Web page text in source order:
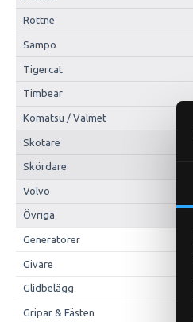
Rottne
Sampo
Tigercat
Timbear
Komatsu / Valmet
Skotare
Skördare
Volvo
Övriga
Generatorer
Givare
Glidbelägg
Gripar & Fästen